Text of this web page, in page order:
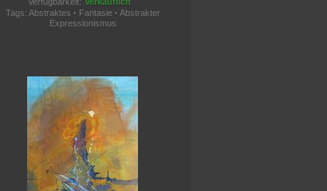
Tags: Abstraktes · Fantasie · Abstrakter
Expressionismus